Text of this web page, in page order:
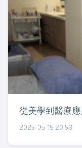
從美學到醫療
2025-05-15 20:59